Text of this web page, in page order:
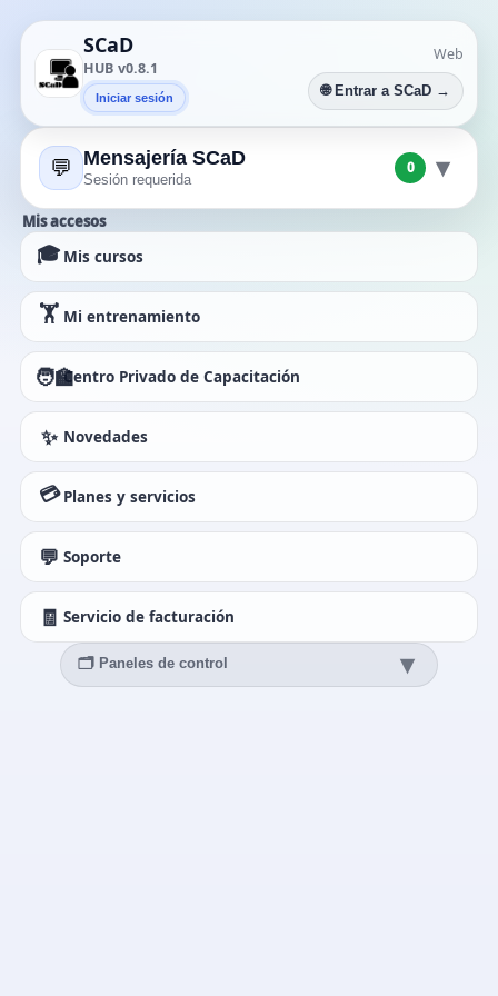
SCaD
HUB v0.8.1
Iniciar sesión
Web
🌐 Entrar a SCaD →
💬 Mensajería SCaD
Sesión requerida
0 ▾
Mis accesos
🎓Mis cursos
🏋️ Mi entrenamiento
🧑‍🏫Centro Privado de Capacitación
✨ Novedades
💳 Planes y servicios
💬 Soporte
🧾 Servicio de facturación
🗂️ Paneles de control ▾